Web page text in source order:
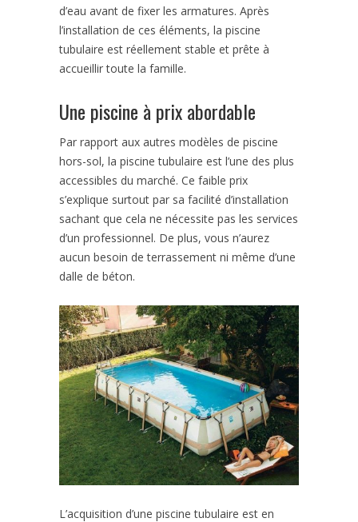
d’eau avant de fixer les armatures. Après
l’installation de ces éléments, la piscine
tubulaire est réellement stable et prête à
accueillir toute la famille.
Une piscine à prix abordable
Par rapport aux autres modèles de piscine
hors-sol, la piscine tubulaire est l’une des plus
accessibles du marché. Ce faible prix
s’explique surtout par sa facilité d’installation
sachant que cela ne nécessite pas les services
d’un professionnel. De plus, vous n’aurez
aucun besoin de terrassement ni même d’une
dalle de béton.
L’acquisition d’une piscine tubulaire est en